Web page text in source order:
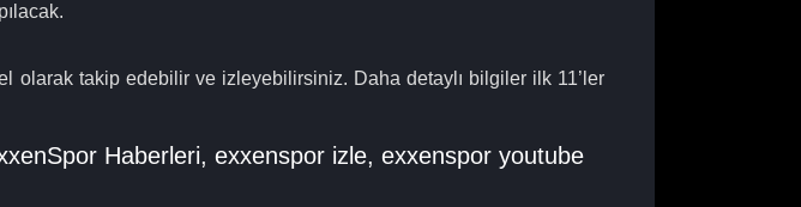
olarak takip edebilir ve izleyebilirsiniz. Daha detaylı bilgiler ilk 11’ler
Haberleri, exxenspor izle, exxenspor youtube